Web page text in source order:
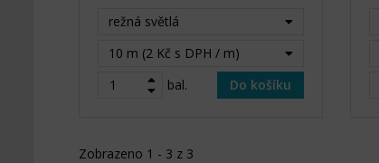
režná světlá
10 m (2 Kč s DPH / m)
bal.
Do košíku
Zobrazeno 1 - 3 z 3